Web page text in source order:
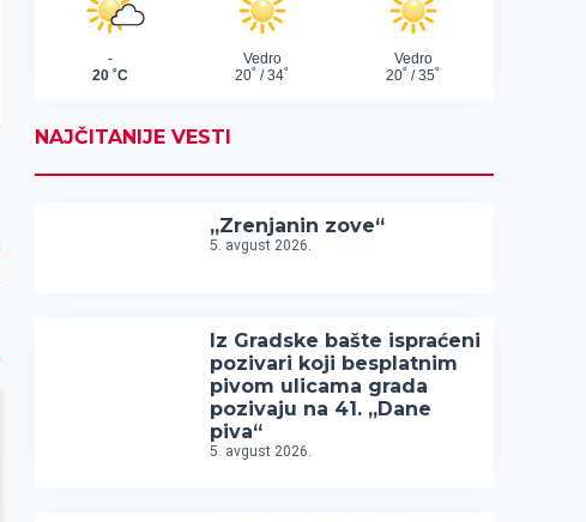
NAJČITANIJE VESTI
„Zrenjanin zove“
5. avgust 2026.
Iz Gradske bašte ispraćeni
pozivari koji besplatnim
pivom ulicama grada
pozivaju na 41. „Dane
piva“
5. avgust 2026.